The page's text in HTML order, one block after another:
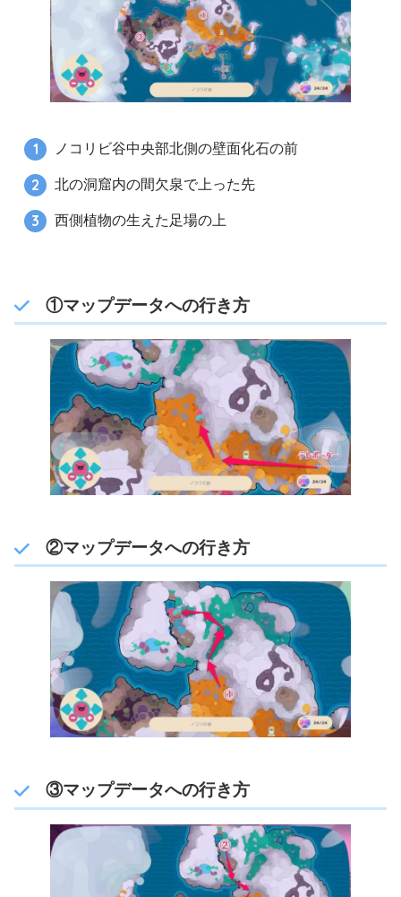
ノコリビ谷中央部北側の壁面化石の前
北の洞窟内の間欠泉で上った先
西側植物の生えた足場の上
①マップデータへの行き方
②マップデータへの行き方
③マップデータへの行き方